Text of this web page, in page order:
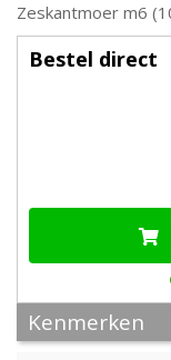
Zeskantmoer m6
Bestel direct
Kenmerken